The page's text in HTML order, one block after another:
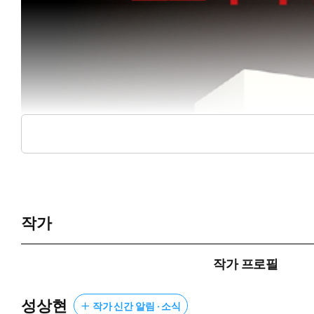
작가
작가 프로필
성상현 작가 신간 알림 · 소식